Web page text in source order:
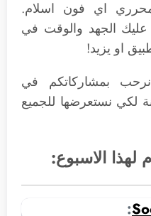
اي فون اسلام.
عليك الجهد والوقت في
بمشاركاتكم في
لكي نستعرضها للجميع
لهذا الاسبوع:
: